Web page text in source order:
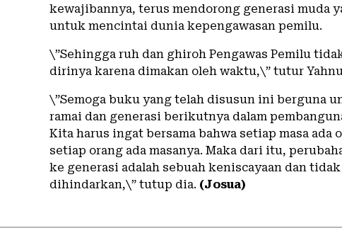
kewajibannya, terus mendorong generasi muda
untuk mencintai dunia kepengawasan pemilu.
\”Sehingga ruh dan ghiroh Pengawas Pemilu
dirinya karena dimakan oleh waktu,\” tutur
\”Semoga buku yang telah disusun ini berguna
ramai dan generasi berikutnya dalam
Kita harus ingat bersama bahwa setiap masa ada
setiap orang ada masanya. Maka dari itu,
ke generasi adalah sebuah keniscayaan dan
dihindarkan,\” tutup dia. (Josua)